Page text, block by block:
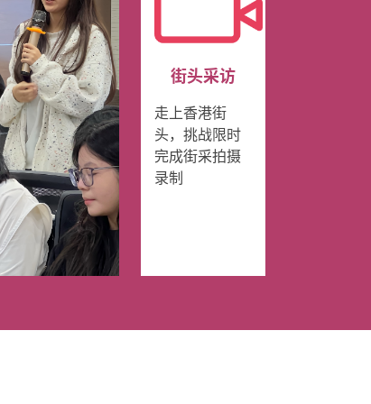
街头采访
走上香港街
头，挑战限时
完成街采拍摄
录制